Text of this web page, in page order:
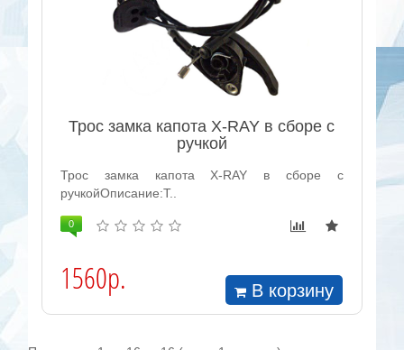
Трос замка капота X-RAY в сборе с
ручкой
Трос замка капота X-RAY в сборе с
ручкойОписание:Т..
0
1560р. В корзину